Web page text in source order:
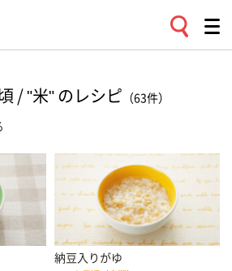
/ "米" のレシピ （63件）
納豆入りがゆ